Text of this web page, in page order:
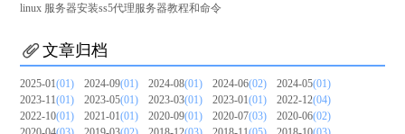
linux 服务器安装ss5代理服务器教程和命令
文章归档
2025-01(01) 2024-09(01) 2024-08(01) 2024-06(02) 2024-05(01)
2023-11(01) 2023-05(01) 2023-03(01) 2023-01(01) 2022-12(04)
2022-10(01) 2021-01(01) 2020-09(01) 2020-07(03) 2020-06(02)